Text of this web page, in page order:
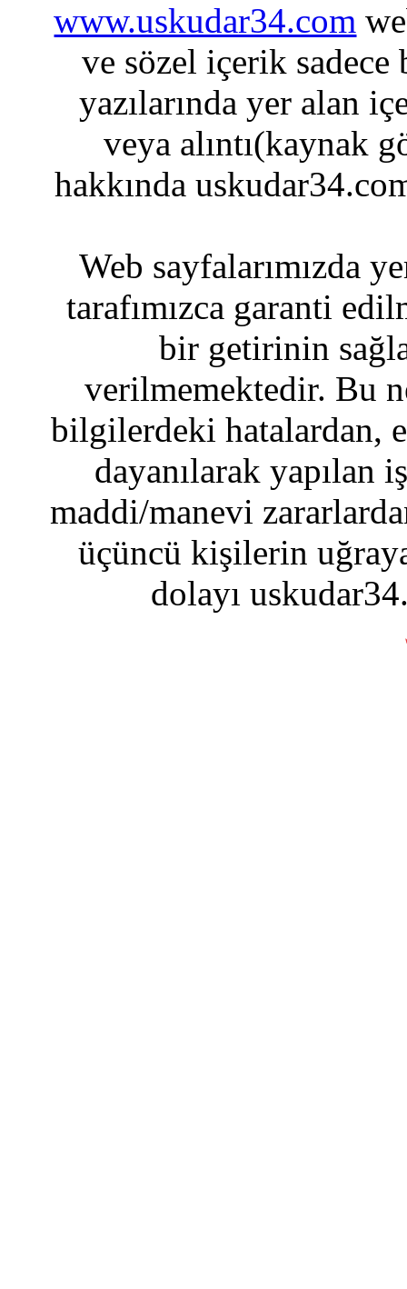
www.uskudar34.com
ve sözel içerik sadece
yazılarında yer alan
veya alıntı(kaynak
hakkında
Web sayfalarımızda
tarafımızca garanti
bir getirinin
verilmemektedir. Bu
bilgilerdeki hatalardan,
dayanılarak yapılan
maddi/manevi
üçüncü kişilerin
dolayı